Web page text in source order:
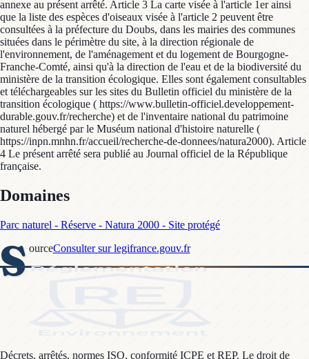
annexe au présent arrêté. Article 3 La carte visée à l'article 1er ainsi
que la liste des espèces d'oiseaux visée à l'article 2 peuvent être
consultées à la préfecture du Doubs, dans les mairies des communes
situées dans le périmètre du site, à la direction régionale de
l'environnement, de l'aménagement et du logement de Bourgogne-
Franche-Comté, ainsi qu'à la direction de l'eau et de la biodiversité du
ministère de la transition écologique. Elles sont également consultables
et téléchargeables sur les sites du Bulletin officiel du ministère de la
transition écologique ( https://www.bulletin-officiel.developpement-
durable.gouv.fr/recherche) et de l'inventaire national du patrimoine
naturel hébergé par le Muséum national d'histoire naturelle (
https://inpn.mnhn.fr/accueil/recherche-de-donnees/natura2000). Article
4 Le présent arrêté sera publié au Journal officiel de la République
française.
Domaines
Parc naturel - Réserve - Natura 2000 - Site protégé
S ourceConsulter sur legifrance.gouv.fr
Décrets, arrêtés, normes ISO, conformité ICPE et REP. Le droit de